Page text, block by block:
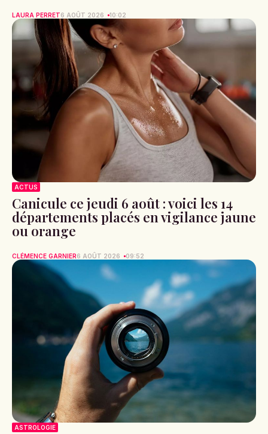
LAURA PERRET6 AOÛT 2026 10:02
ACTUS
Canicule ce jeudi 6 août : voici les 14
départements placés en vigilance jaune
ou orange
CLÉMENCE GARNIER6 AOÛT 2026 09:52
ASTROLOGIE